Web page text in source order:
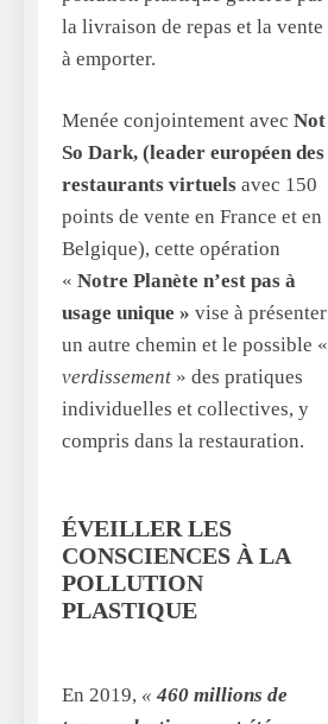
la livraison de repas et la vente
à emporter.
Menée conjointement avec Not
So Dark, (leader européen des
restaurants virtuels avec 150
points de vente en France et en
Belgique), cette opération
« Notre Planète n’est pas à
usage unique » vise à présenter
un autre chemin et le possible «
verdissement » des pratiques
individuelles et collectives, y
compris dans la restauration.
ÉVEILLER LES
CONSCIENCES À LA
POLLUTION
PLASTIQUE
En 2019, « 460 millions de